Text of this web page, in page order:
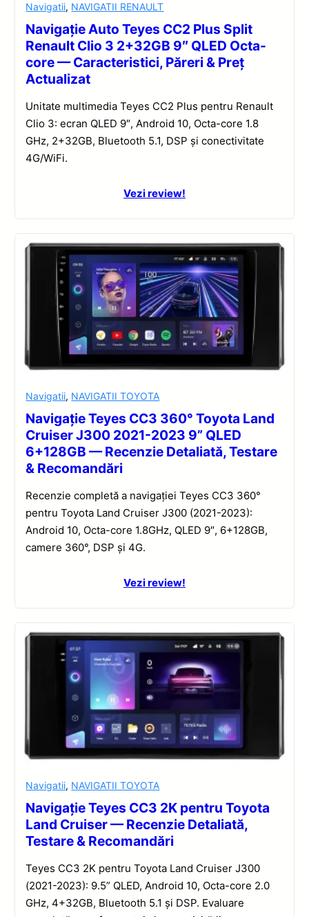
Navigatii, NAVIGATII RENAULT
Navigație Auto Teyes CC2 Plus Split
Renault Clio 3 2+32GB 9″ QLED Octa-
core — Caracteristici, Păreri & Preț
Actualizat
Unitate multimedia Teyes CC2 Plus pentru Renault
Clio 3: ecran QLED 9″, Android 10, Octa-core 1.8
GHz, 2+32GB, Bluetooth 5.1, DSP și conectivitate
4G/WiFi.
Vezi review!
Navigatii, NAVIGATII TOYOTA
Navigație Teyes CC3 360° Toyota Land
Cruiser J300 2021-2023 9” QLED
6+128GB — Recenzie Detaliată, Testare
& Recomandări
Recenzie completă a navigației Teyes CC3 360°
pentru Toyota Land Cruiser J300 (2021-2023):
Android 10, Octa-core 1.8GHz, QLED 9″, 6+128GB,
camere 360°, DSP și 4G.
Vezi review!
Navigatii, NAVIGATII TOYOTA
Navigație Teyes CC3 2K pentru Toyota
Land Cruiser — Recenzie Detaliată,
Testare & Recomandări
Teyes CC3 2K pentru Toyota Land Cruiser J300
(2021-2023): 9.5” QLED, Android 10, Octa-core 2.0
GHz, 4+32GB, Bluetooth 5.1 și DSP. Evaluare